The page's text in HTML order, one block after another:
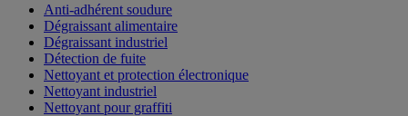
Anti-adhérent soudure
Dégraissant alimentaire
Dégraissant industriel
Détection de fuite
Nettoyant et protection électronique
Nettoyant industriel
Nettoyant pour graffiti